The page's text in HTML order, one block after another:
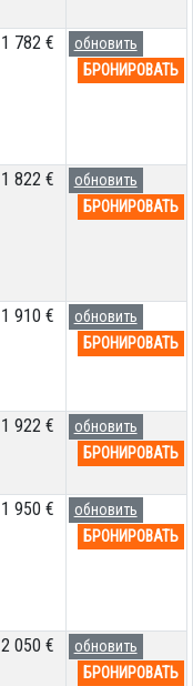
1 782 €
обновить
БРОНИРОВАТЬ
1 822 €
обновить
БРОНИРОВАТЬ
1 910 €
обновить
БРОНИРОВАТЬ
1 922 €
обновить
БРОНИРОВАТЬ
1 950 €
обновить
БРОНИРОВАТЬ
2 050 €
обновить
БРОНИРОВАТЬ